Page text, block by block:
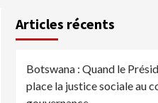
Articles récents
Botswana : Quand le
place la justice sociale au